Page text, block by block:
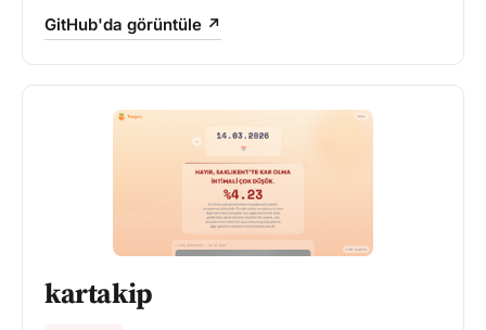
GitHub'da görüntüle ↗
kartakip